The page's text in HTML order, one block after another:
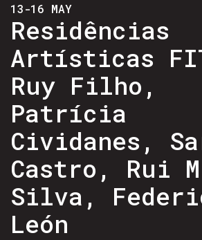
13-16 MAY
Residências
Artísticas
Ruy Filho,
Patrícia
Cividanes,
Castro, Rui
Silva,
León